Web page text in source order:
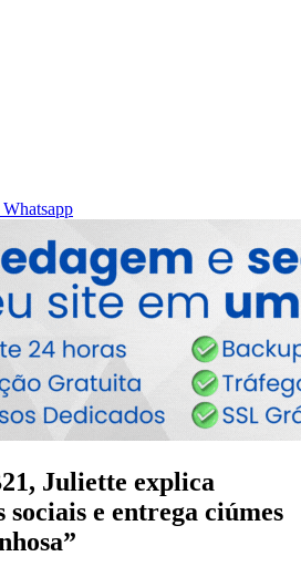
Whatsapp
Juliette explica
sociais e entrega ciúmes